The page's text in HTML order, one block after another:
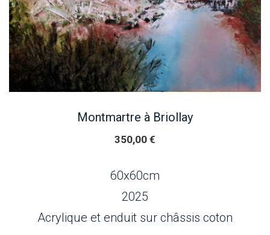
Montmartre à Briollay
350,00 €
60x60cm
2025
Acrylique et enduit sur châssis coton